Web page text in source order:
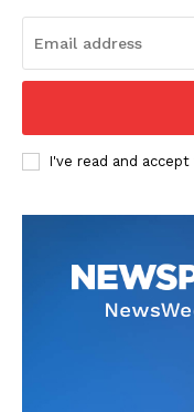
I've read and accept